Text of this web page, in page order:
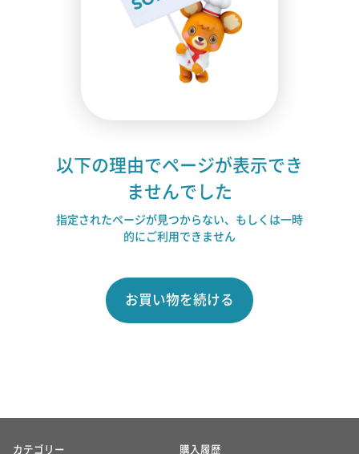
以下の理由でページが表示でき
ませんでした
指定されたページが見つからない、もしくは一時
的にご利用できません
お買い物を続ける
カテゴリー 購入履歴